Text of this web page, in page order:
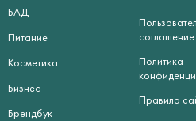
БАД
Питание
Косметика
Бизнес
Брендбук
соглашение
Политика
Правила